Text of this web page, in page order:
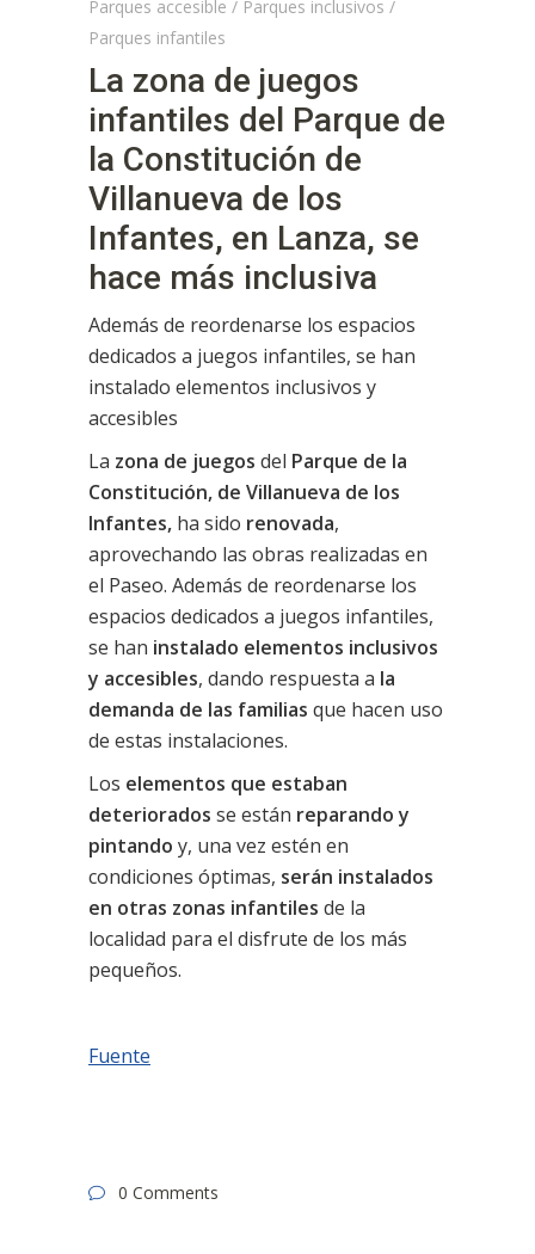
Parques accesible / Parques inclusivos /
Parques infantiles
La zona de juegos
infantiles del Parque de
la Constitución de
Villanueva de los
Infantes, en Lanza, se
hace más inclusiva
Además de reordenarse los espacios
dedicados a juegos infantiles, se han
instalado elementos inclusivos y
accesibles
La zona de juegos del Parque de la
Constitución, de Villanueva de los
Infantes, ha sido renovada,
aprovechando las obras realizadas en
el Paseo. Además de reordenarse los
espacios dedicados a juegos infantiles,
se han instalado elementos inclusivos
y accesibles, dando respuesta a la
demanda de las familias que hacen uso
de estas instalaciones.
Los elementos que estaban
deteriorados se están reparando y
pintando y, una vez estén en
condiciones óptimas, serán instalados
en otras zonas infantiles de la
localidad para el disfrute de los más
pequeños.
Fuente
0 Comments